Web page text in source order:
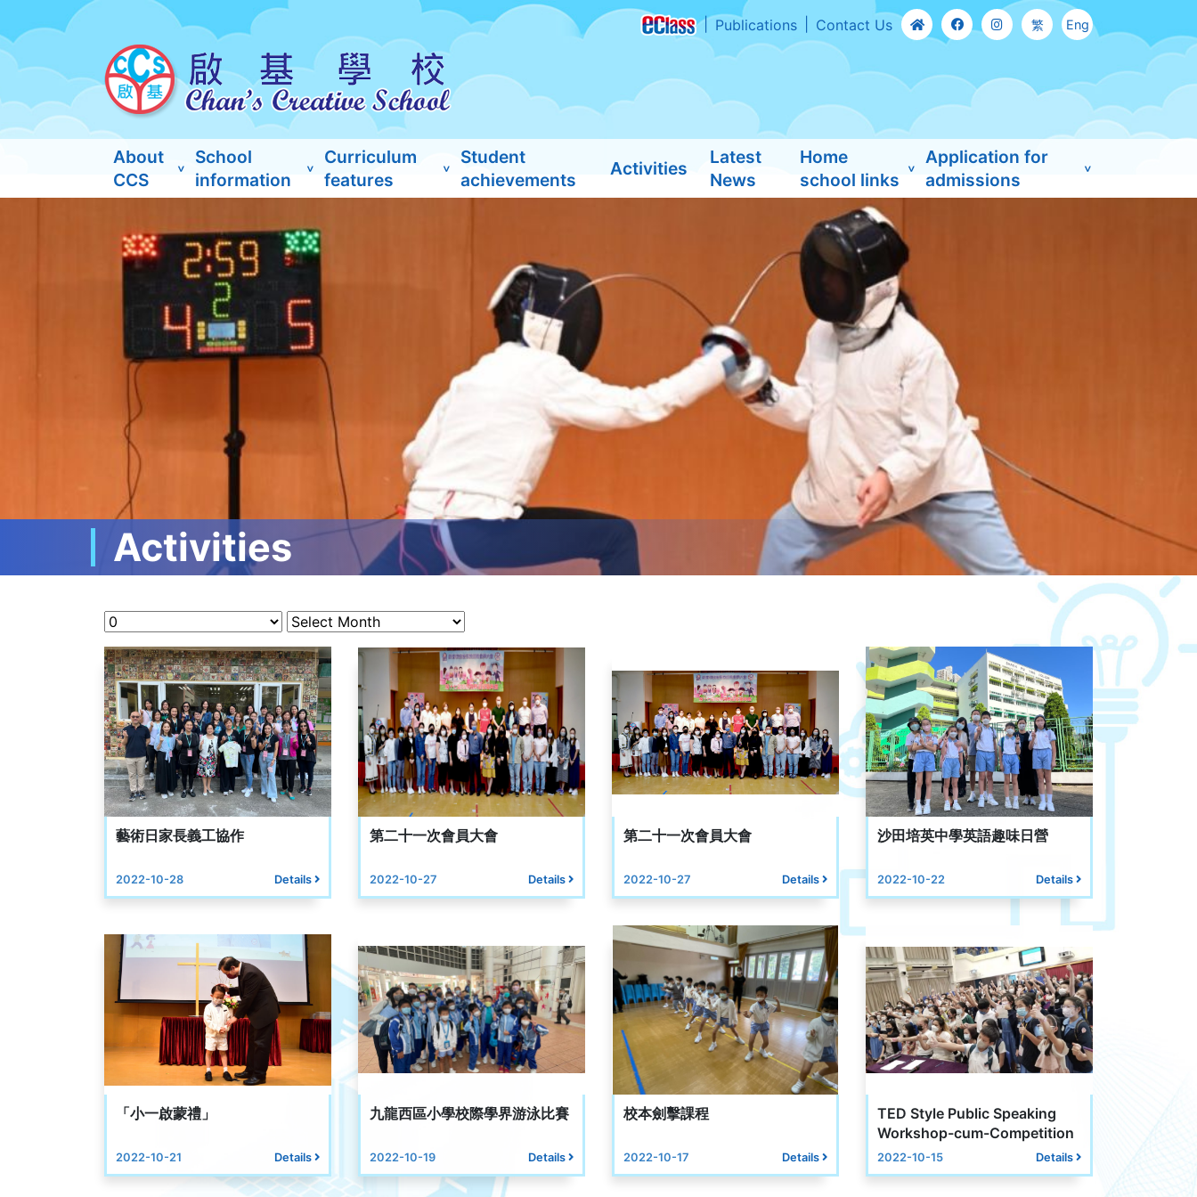
Publications Contact Us 繁 Eng
About
CCS
School
information
Curriculum
features
Student
achievements
Activities
Latest
News
Home
school links
Application for
admissions
Activities
藝術日家長義工協作
2022-10-28 Details
第二十一次會員大會
2022-10-27 Details
第二十一次會員大會
2022-10-27 Details
沙田培英中學英語趣味日營
2022-10-22 Details
「小一啟蒙禮」
2022-10-21 Details
九龍西區小學校際學界游泳比賽
2022-10-19 Details
校本劍擊課程
2022-10-17 Details
TED Style Public Speaking
Workshop-cum-Competition
2022-10-15 Details